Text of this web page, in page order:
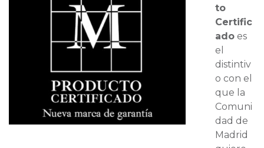
to
Certific
ado es
el
distintiv
o con el
que la
Comuni
dad de
Madrid